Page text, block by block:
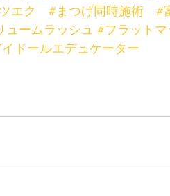
エク #まつげ同時施術
#
ュームラッシュ #フラットマ
ドールエデュケーター